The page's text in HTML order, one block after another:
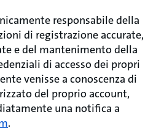
responsabile della
di registrazione accurate,
e del mantenimento della
di accesso dei propri
venisse a conoscenza di
del proprio account,
una notifica a
.